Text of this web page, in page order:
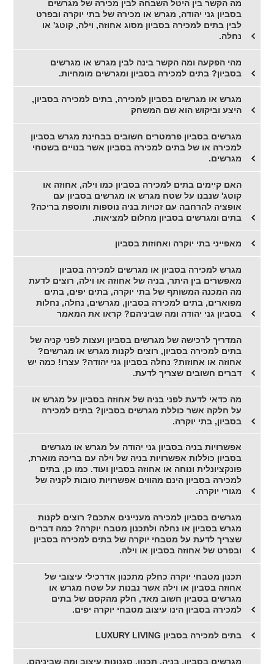
מה הקשר בין היטל השבחה לבין מכירה של מגרשים
בסביון גני יהודה, מגרש או מכירה של בתי יוקרה ובפרט
לבין בתים למכירה בסביון מסוג אחוזה, וילה, קוטג' או
נחלה.
מהי הפקעה ומה הקשר בינה לבין מגרש או מגרשים
בסביון? בתים למכירה בסביון ומגרשים מומחיות.
מגרש או מגרשים בסביון למכירה, בתים למכירה בסביון,
היצע וביקוש הוא שם המשחק
מגרשים בסביון פרמטרים חשובים בבחינת מגרש בסביון
למכירה או של בתים למכירה בסביון אשר בנויים בשטחי
מגרשים.
האם קיימים בתים למכירה בסביון כמו וילה, אחוזה או
קוטג' שנבנו על שטח מגרש או מגרשים בסביון עם
אופציה להרחבה עם זכויות בניה נוספות ותוספת בריכה?
בתים ומגרשים בסביון מחלום למציאות.
מאפייני בתי יוקרה ואחוזות בסביון
מגרש למכירה בסביון או מגרשים למכירה בסביון
מאפשרים בין היתר, בניה של אחוזה או וילה, רוצים לדעת
מה המכנה המשותף של בתי יוקרה, בתים יפים, בתים
מפוארים, בתים למכירה בסביון, מגרשים, נחלה, נחלות
בסביון גני יהודה ומה שביניהם? קראו את המאמר
המדריך לרכישה של מגרשים בסביון ועצות לפני קניה של
בתים למכירה בסביון, רוצים לקנות מגרש או מגרשים?
אחוזה או אחוזות? נחלה בסביון גני יהודה? עצרו! כמה יש
דברים חשובים שצריך לדעת.
מה כדאי לדעת לפני בניה של אחוזה בסביון על מגרש או
על חלקה אשר כוללת מגרשים בסביון? בתים למכירה
בסביון, בתי יוקרה.
אפשרויות בניה בסביון גני יהודה על מגרש או מגרשים
בסביון כוללות אפשרויות בניה של וילה עם בריכה מוארת,
פונקציונלית ונוחה או אחוזה בסביון ועוד. כמו כן, בתים
למכירה בסביון הינם מהווים אפשרויות טובות לקניה של
מגורי יוקרה.
מגרשים בסביון למכירה מעניינים אתכם? רוצים לקנות
מגרש בסביון או נחלה ולתכנון מטבח יוקרה? כמה דברים
שצריך לדעת על מטבחי יוקרה של בתים למכירה בסביון
ובפרט של אחוזה בסביון או וילה.
תכנון מטבחי יוקרה כחלק מתכנון אדרכילי עיצובי של
אחוזה בסביון או וילה אשר נבנות על שטח מגרש או
מגרשים בסביון חשוב מאד, חלק מהקסם של בתים
למכירה בסביון הינו עיצוב מטבחי יוקרה יפים.
בתים למכירה בסביון LUXURY LIVING
מגרשים בסביון, בניה, תכנון, סגנונות עיצוב ומה שביניהם,